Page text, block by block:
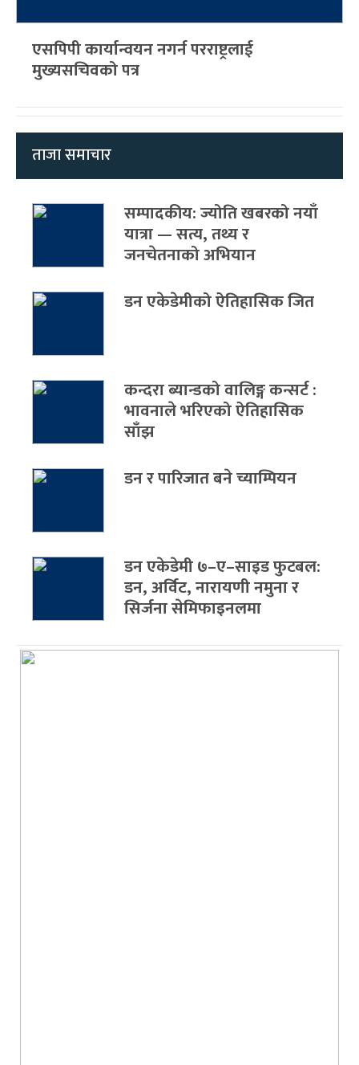
एसपिपी कार्यान्वयन नगर्न परराष्ट्रलाई
मुख्यसचिवको पत्र
ताजा समाचार
सम्पादकीय: ज्योति खबरको नयाँ
यात्रा — सत्य, तथ्य र
जनचेतनाको अभियान
डन एकेडेमीको ऐतिहासिक जित
कन्दरा ब्यान्डको वालिङ्ग कन्सर्ट :
भावनाले भरिएको ऐतिहासिक
साँझ
डन र पारिजात बने च्याम्पियन
डन एकेडेमी ७–ए–साइड फुटबल:
डन, अर्विट, नारायणी नमुना र
सिर्जना सेमिफाइनलमा